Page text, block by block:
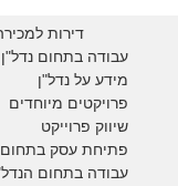
דירות
עבודה בתחום נדל"ן
מידע על נדל"ן
פרויקטים מיוחדים
שיווק פרוייקט
פתיחת עסק בתחום
עבודה בתחום